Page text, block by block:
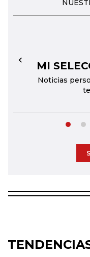
MI
Noticias
←